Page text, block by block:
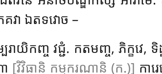
ភគវា ឯតទវោច –
រាយិកញ្ច វជ្ជំ. កតមញ្ច, ភិក្ខវេ, ទិ
[វិវិធានិ កម្មករណានិ (ក.)] កា